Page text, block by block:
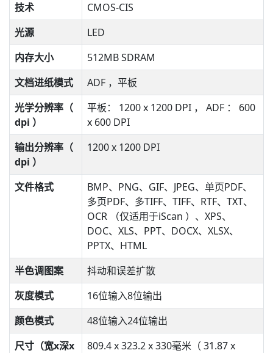
技术
CMOS-CIS
光源
LED
内存大小
512MB SDRAM
文档进纸模式
ADF ，平板
光学分辨率（
dpi ）
平板： 1200 x 1200 DPI ， ADF ： 600
x 600 DPI
输出分辨率（
dpi ）
1200 x 1200 DPI
文件格式
BMP、PNG、GIF、JPEG、单页PDF、
多页PDF、多TIFF、TIFF、RTF、TXT、
OCR （仅适用于iScan ）、XPS、
DOC、XLS、PPT、DOCX、XLSX、
PPTX、HTML
半色调图案
抖动和误差扩散
灰度模式
16位输入8位输出
颜色模式
48位输入24位输出
尺寸（宽x深x
809.4 x 323.2 x 330毫米（ 31.87 x